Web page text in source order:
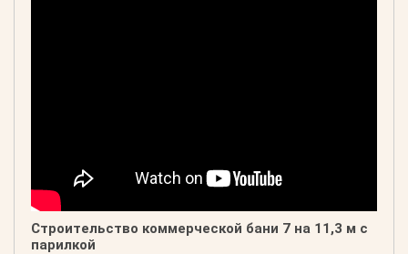
Строительство коммерческой бани 7 на 11,3 м с
парилкой